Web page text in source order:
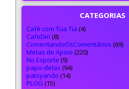
CATEGORIAS
Café com Tua Tia (4)
CafeDin (8)
ComentandoOsComentários (69)
Metas de Apoio (220)
No Esporte (9)
papo-delas (94)
patsyando (14)
PLOG (15)